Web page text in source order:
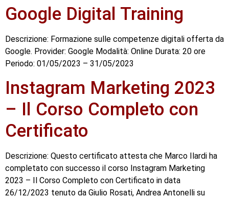
Google Digital Training
Descrizione: Formazione sulle competenze digitali offerta da
Google. Provider: Google Modalità: Online Durata: 20 ore
Periodo: 01/05/2023 – 31/05/2023
Instagram Marketing 2023
– Il Corso Completo con
Certificato
Descrizione: Questo certificato attesta che Marco Ilardi ha
completato con successo il corso Instagram Marketing
2023 – Il Corso Completo con Certificato in data
26/12/2023 tenuto da Giulio Rosati, Andrea Antonelli su